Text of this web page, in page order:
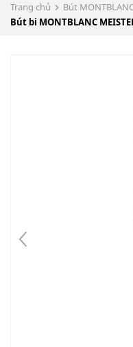
Trang chủ
Bút
Bút bi MONTBLANC